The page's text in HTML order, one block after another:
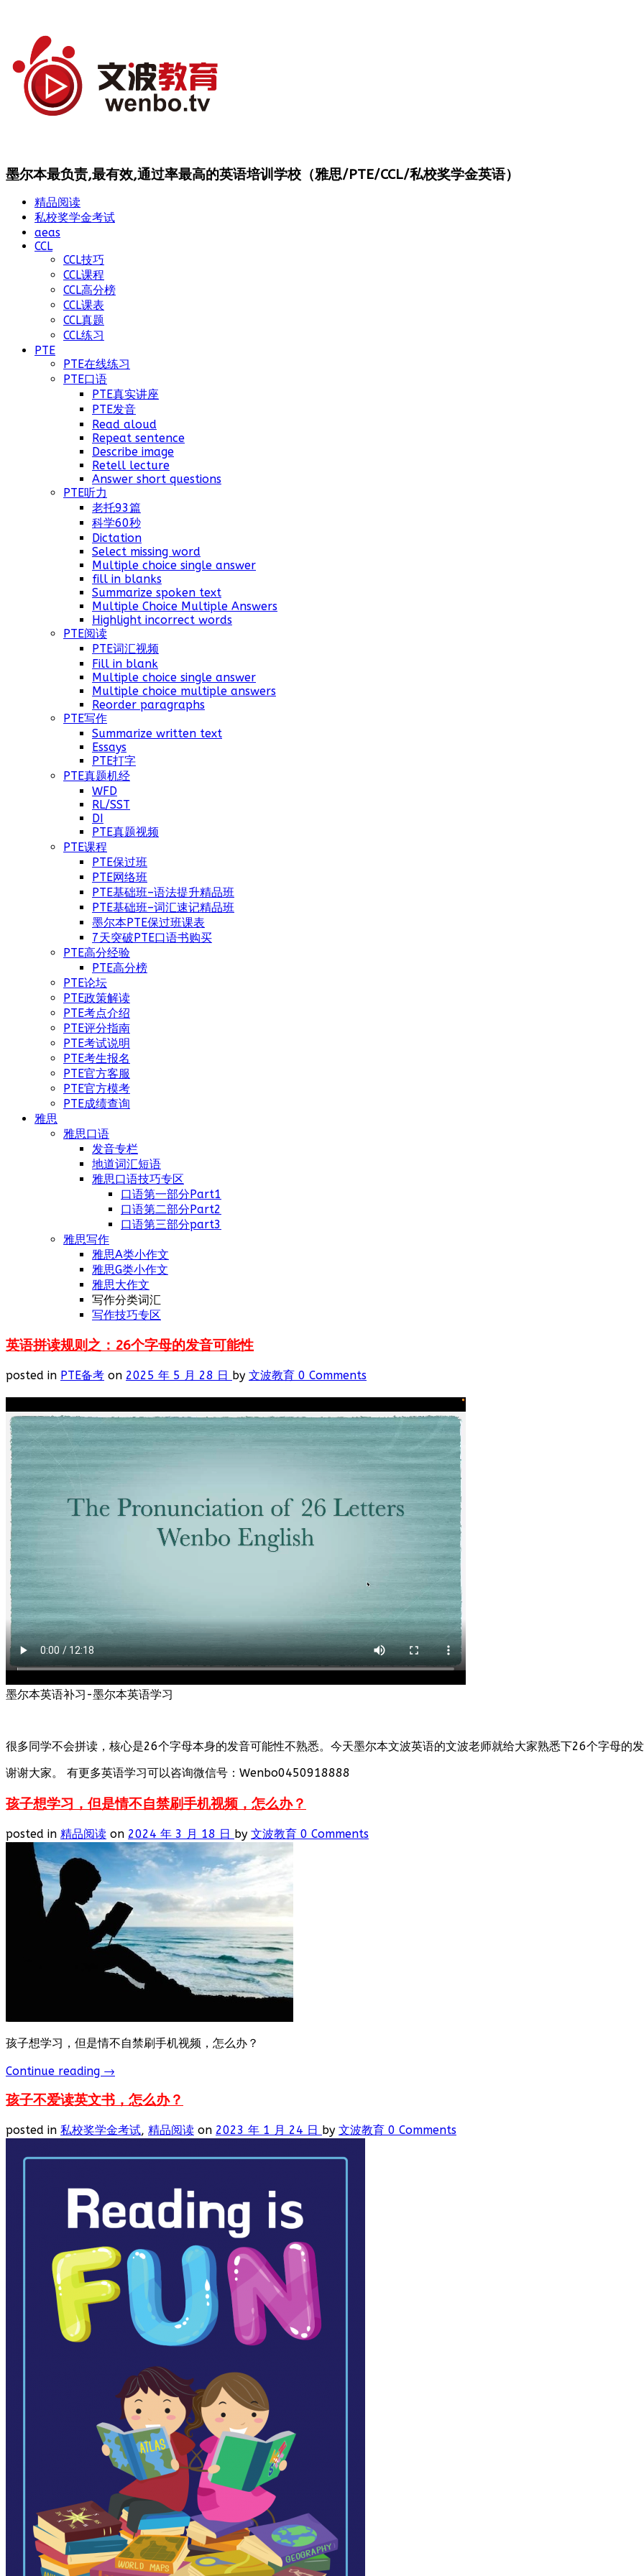
墨尔本最负责,最有效,通过率最高的英语培训学校（雅思/PTE/CCL/私校奖学金英语）
精品阅读
私校奖学金考试
aeas
CCL
CCL技巧
CCL课程
CCL高分榜
CCL课表
CCL真题
CCL练习
PTE
PTE在线练习
PTE口语
PTE真实讲座
PTE发音
Read aloud
Repeat sentence
Describe image
Retell lecture
Answer short questions
PTE听力
老托93篇
科学60秒
Dictation
Select missing word
Multiple choice single answer
fill in blanks
Summarize spoken text
Multiple Choice Multiple Answers
Highlight incorrect words
PTE阅读
PTE词汇视频
Fill in blank
Multiple choice single answer
Multiple choice multiple answers
Reorder paragraphs
PTE写作
Summarize written text
Essays
PTE打字
PTE真题机经
WFD
RL/SST
DI
PTE真题视频
PTE课程
PTE保过班
PTE网络班
PTE基础班–语法提升精品班
PTE基础班–词汇速记精品班
墨尔本PTE保过班课表
7天突破PTE口语书购买
PTE高分经验
PTE高分榜
PTE论坛
PTE政策解读
PTE考点介绍
PTE评分指南
PTE考试说明
PTE考生报名
PTE官方客服
PTE官方模考
PTE成绩查询
雅思
雅思口语
发音专栏
地道词汇短语
雅思口语技巧专区
口语第一部分Part1
口语第二部分Part2
口语第三部分part3
雅思写作
雅思A类小作文
雅思G类小作文
雅思大作文
写作分类词汇
写作技巧专区
英语拼读规则之：26个字母的发音可能性
posted in PTE备考 on 2025 年 5 月 28 日 by 文波教育 0 Comments
墨尔本英语补习-墨尔本英语学习
很多同学不会拼读，核心是26个字母本身的发音可能性不熟悉。今天墨尔本文波英语的文波老师就给大家熟悉下26个字母的发
谢谢大家。 有更多英语学习可以咨询微信号：Wenbo0450918888
孩子想学习，但是情不自禁刷手机视频，怎么办？
posted in 精品阅读 on 2024 年 3 月 18 日 by 文波教育 0 Comments
孩子想学习，但是情不自禁刷手机视频，怎么办？
Continue reading →
孩子不爱读英文书，怎么办？
posted in 私校奖学金考试, 精品阅读 on 2023 年 1 月 24 日 by 文波教育 0 Comments